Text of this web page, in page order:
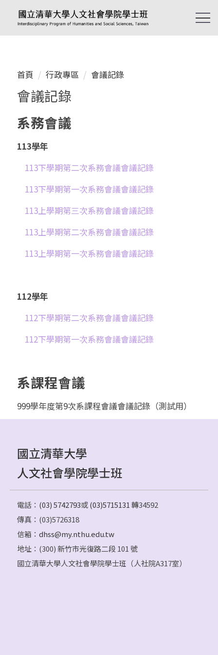
主
首頁 行政專區 會議記錄
會議記錄
系務會議
113學年
113下學期第二次系務會議會議記錄
113下學期第一次系務會議會議記錄
113上學期第三次系務會議會議記錄
113上學期第二次系務會議會議記錄
113上學期第一次系務會議會議記錄
112學年
112下學期第二次系務會議會議記錄
112下學期第一次系務會議會議記錄
系課程會議
999學年度第9次系課程會議會議記錄（測試用）
國立清華大學
人文社會學院學士班
電話： (03) 5742793或(03)5715131 轉34592
傳真：(03)5726318
信箱： dhss@my.nthu.edu.tw
地址：(300) 新竹市光復路二段 101 號
國立清華大學人文社會學院學士班（人社院A317室）